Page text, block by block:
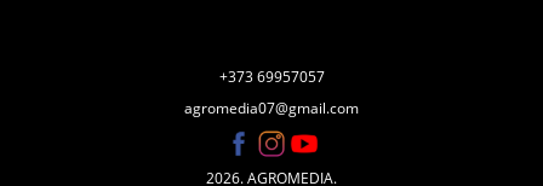
+373 69957057
agromedia07@gmail.com
2026. AGROMEDIA.